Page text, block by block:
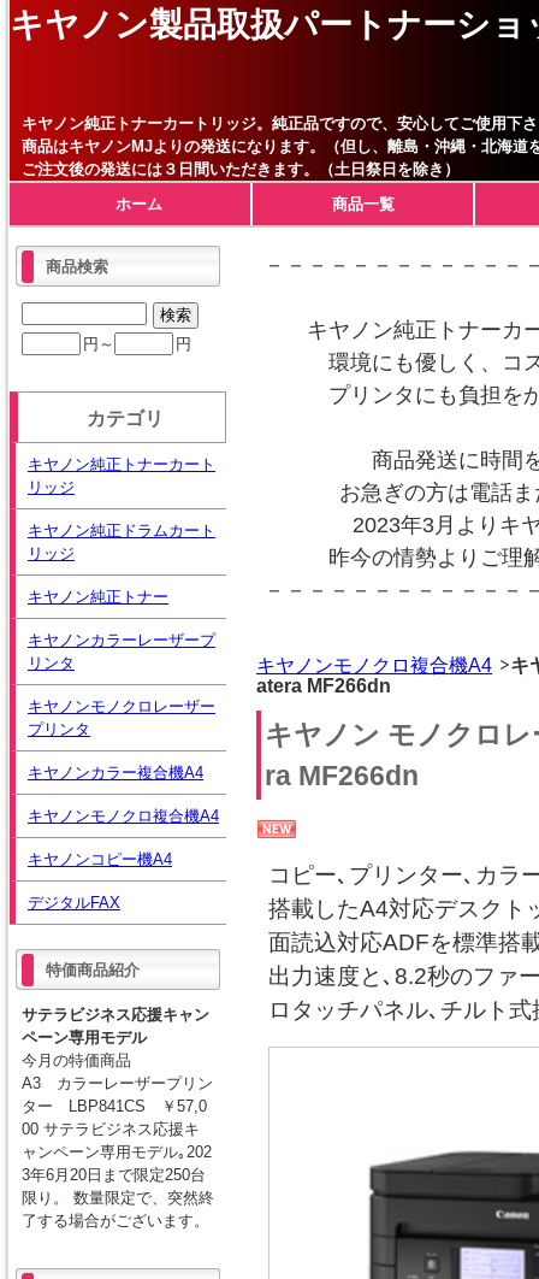
キヤノン製品取扱パートナーシ
キヤノン純正トナーカートリッジ。純正品ですので、安心してご使用下
商品はキヤノンMJよりの発送になります。（但し、離島・沖縄・北海道
ご注文後の発送には３日間いただきます。（土日祭日を除き）
ホーム
商品一覧
－－－－－－－－－－－－
キヤノン純正トナーカ
環境にも優しく、コ
プリンタにも負担を
商品発送に時間
お急ぎの方は電話
2023年3月よりキ
昨今の情勢よりご理
－－－－－－－－－－－－
キヤノンモノクロ複合機A4
キ
atera MF266dn
キヤノン モノクロ
ra MF266dn
コピー､プリンター､カラ
搭載したA4対応デスクト
面読込対応ADFを標準搭
出力速度と､8.2秒のファ
ロタッチパネル､チルト
商品検索
円～ 円
カテゴリ
キヤノン純正トナーカート
リッジ
キヤノン純正ドラムカート
リッジ
キヤノン純正トナー
キヤノンカラーレーザープ
リンタ
キヤノンモノクロレーザー
プリンタ
キヤノンカラー複合機A4
キヤノンモノクロ複合機A4
キヤノンコピー機A4
デジタルFAX
特価商品紹介
サテラビジネス応援キャン
ペーン専用モデル
今月の特価商品
A3 カラーレーザープリン
ター LBP841CS ￥57,0
00 サテラビジネス応援キ
ャンペーン専用モデル｡202
3年6月20日まで限定250台
限り。 数量限定で、突然終
了する場合がございます。